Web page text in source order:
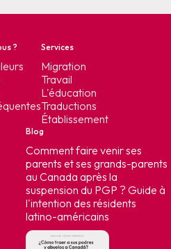
? Services
Migration
Travail
L'éducation
Traductions
Établissement
Blog
Comment faire venir ses
parents et ses grands-parents
au Canada après la
suspension du PGP ? Guide à
l'intention des résidents
latino-américains